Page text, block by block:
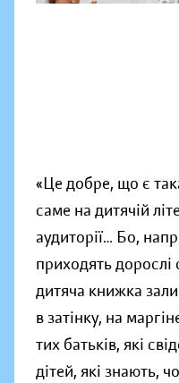
«Це добре, що є
саме на дитячій
аудиторії… Бо,
приходять дорослі
дитяча книжка
в затінку, на
тих батьків, які
дітей, які знають,